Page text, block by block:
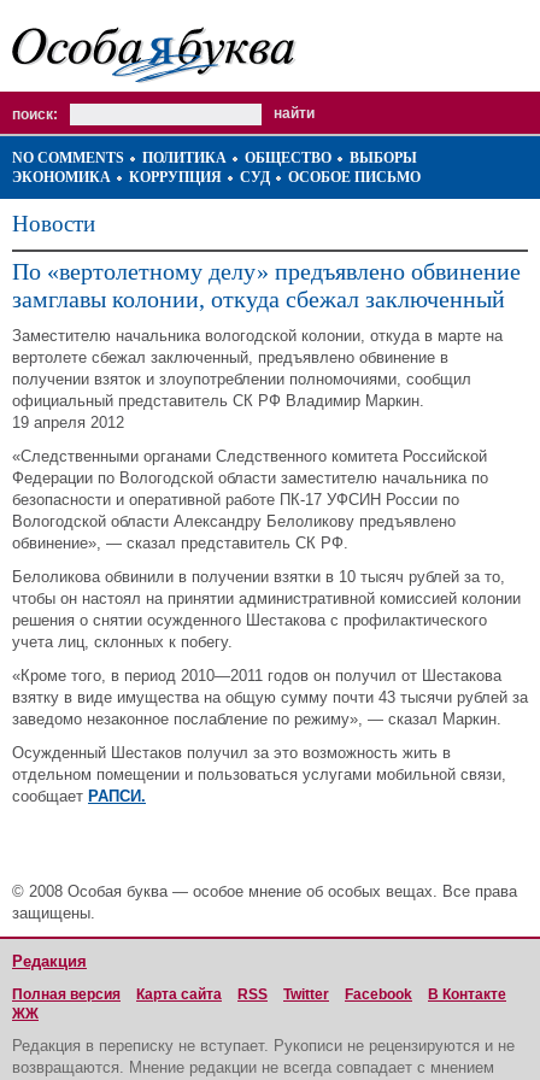
поиск:
NO COMMENTS ПОЛИТИКА ОБЩЕСТВО
ВЫБОРЫ
ЭКОНОМИКА
КОРРУПЦИЯ СУД ОСОБОЕ ПИСЬМО
Новости
По «вертолетному делу» предъявлено обвинение
замглавы колонии, откуда сбежал заключенный
Заместителю начальника вологодской колонии, откуда в марте на
вертолете сбежал заключенный, предъявлено обвинение в
получении взяток и злоупотреблении полномочиями, сообщил
официальный представитель СК РФ Владимир Маркин.
19 апреля 2012
«Следственными органами Следственного комитета Российской
Федерации по Вологодской области заместителю начальника по
безопасности и оперативной работе ПК-17 УФСИН России по
Вологодской области Александру Белоликову предъявлено
обвинение», — сказал представитель СК РФ.
Белоликова обвинили в получении взятки в 10 тысяч рублей за то,
чтобы он настоял на принятии административной комиссией колонии
решения о снятии осужденного Шестакова с профилактического
учета лиц, склонных к побегу.
«Кроме того, в период 2010—2011 годов он получил от Шестакова
взятку в виде имущества на общую сумму почти 43 тысячи рублей за
заведомо незаконное послабление по режиму», — сказал Маркин.
Осужденный Шестаков получил за это возможность жить в
отдельном помещении и пользоваться услугами мобильной связи,
сообщает РАПСИ.
© 2008 Особая буква — особое мнение об особых вещах. Все права
защищены.
Редакция
Полная версия Карта сайта RSS Twitter Facebook
В Контакте
ЖЖ
Редакция в переписку не вступает. Рукописи не рецензируются и не
возвращаются. Мнение редакции не всегда совпадает с мнением